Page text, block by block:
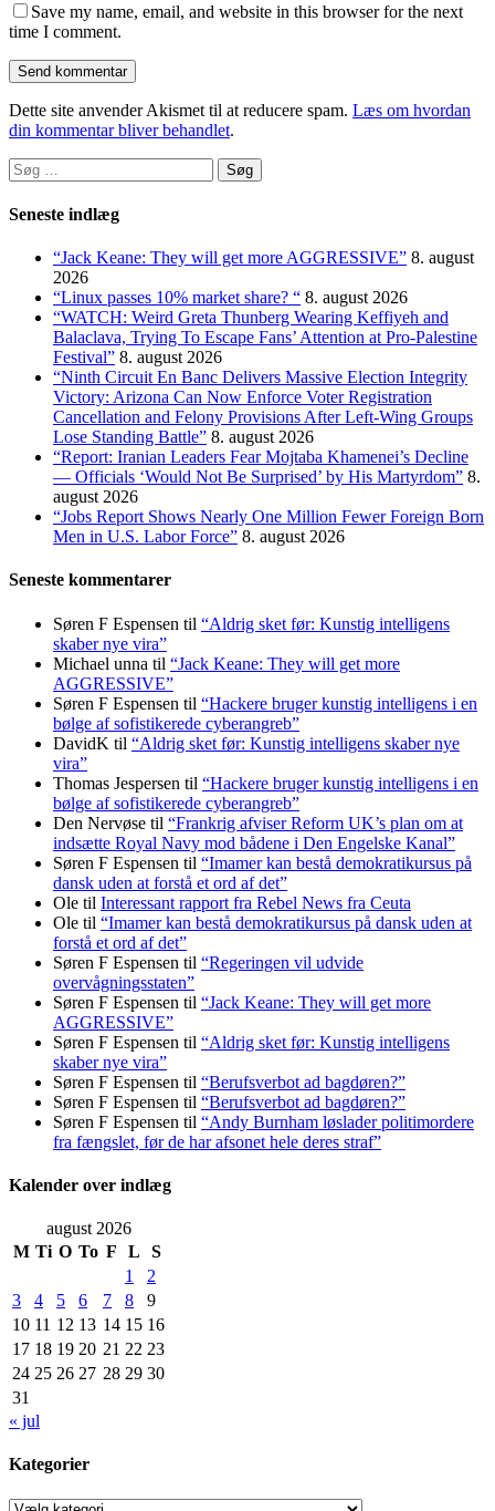
Save my name, email, and website in this browser for the next
time I comment.
Dette site anvender Akismet til at reducere spam. Læs om hvordan
din kommentar bliver behandlet.
Søg
efter:
Seneste indlæg
“Jack Keane: They will get more AGGRESSIVE” 8. august
2026
“Linux passes 10% market share? “ 8. august 2026
“WATCH: Weird Greta Thunberg Wearing Keffiyeh and
Balaclava, Trying To Escape Fans’ Attention at Pro-Palestine
Festival” 8. august 2026
“Ninth Circuit En Banc Delivers Massive Election Integrity
Victory: Arizona Can Now Enforce Voter Registration
Cancellation and Felony Provisions After Left-Wing Groups
Lose Standing Battle” 8. august 2026
“Report: Iranian Leaders Fear Mojtaba Khamenei’s Decline
— Officials ‘Would Not Be Surprised’ by His Martyrdom” 8.
august 2026
“Jobs Report Shows Nearly One Million Fewer Foreign Born
Men in U.S. Labor Force” 8. august 2026
Seneste kommentarer
Søren F Espensen til “Aldrig sket før: Kunstig intelligens
skaber nye vira”
Michael unna til “Jack Keane: They will get more
AGGRESSIVE”
Søren F Espensen til “Hackere bruger kunstig intelligens i en
bølge af sofistikerede cyberangreb”
DavidK til “Aldrig sket før: Kunstig intelligens skaber nye
vira”
Thomas Jespersen til “Hackere bruger kunstig intelligens i en
bølge af sofistikerede cyberangreb”
Den Nervøse til “Frankrig afviser Reform UK’s plan om at
indsætte Royal Navy mod bådene i Den Engelske Kanal”
Søren F Espensen til “Imamer kan bestå demokratikursus på
dansk uden at forstå et ord af det”
Ole til Interessant rapport fra Rebel News fra Ceuta
Ole til “Imamer kan bestå demokratikursus på dansk uden at
forstå et ord af det”
Søren F Espensen til “Regeringen vil udvide
overvågningsstaten”
Søren F Espensen til “Jack Keane: They will get more
AGGRESSIVE”
Søren F Espensen til “Aldrig sket før: Kunstig intelligens
skaber nye vira”
Søren F Espensen til “Berufsverbot ad bagdøren?”
Søren F Espensen til “Berufsverbot ad bagdøren?”
Søren F Espensen til “Andy Burnham løslader politi­mordere
fra fængslet, før de har afsonet hele deres straf”
Kalender over indlæg
august 2026
M Ti O To F L
S
1
2
3
4 5 6 7 8
9
10 11 12 13 14 15 16
17 18 19 20 21 22 23
24 25 26 27 28 29 30
31
« jul
Kategorier
Kategorier